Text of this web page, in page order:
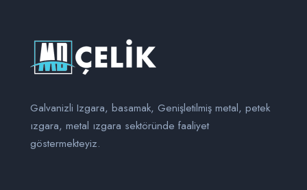
Galvanizli Izgara, basamak, Genişletilmiş metal, petek
ızgara, metal ızgara sektöründe faaliyet
göstermekteyiz.